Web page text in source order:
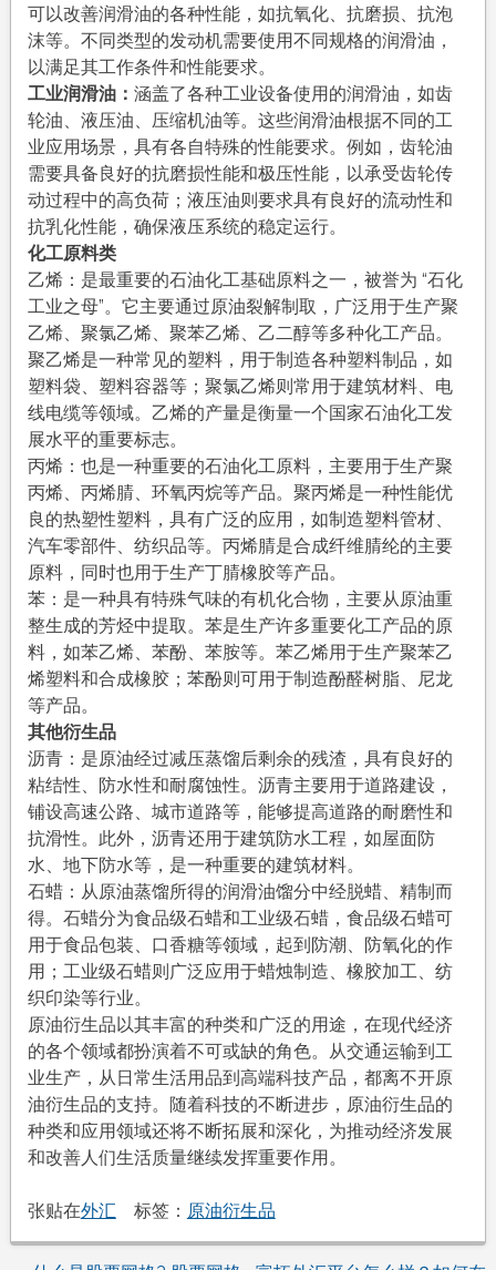
可以改善润滑油的各种性能，如抗氧化、抗磨损、抗泡
沫等。不同类型的发动机需要使用不同规格的润滑油，
以满足其工作条件和性能要求。
工业润滑油： 涵盖了各种工业设备使用的润滑油，如齿
轮油、液压油、压缩机油等。这些润滑油根据不同的工
业应用场景，具有各自特殊的性能要求。例如，齿轮油
需要具备良好的抗磨损性能和极压性能，以承受齿轮传
动过程中的高负荷；液压油则要求具有良好的流动性和
抗乳化性能，确保液压系统的稳定运行。
化工原料类
乙烯：是最重要的石油化工基础原料之一，被誉为 “石化
工业之母”。它主要通过原油裂解制取，广泛用于生产聚
乙烯、聚氯乙烯、聚苯乙烯、乙二醇等多种化工产品。
聚乙烯是一种常见的塑料，用于制造各种塑料制品，如
塑料袋、塑料容器等；聚氯乙烯则常用于建筑材料、电
线电缆等领域。乙烯的产量是衡量一个国家石油化工发
展水平的重要标志。
丙烯：也是一种重要的石油化工原料，主要用于生产聚
丙烯、丙烯腈、环氧丙烷等产品。聚丙烯是一种性能优
良的热塑性塑料，具有广泛的应用，如制造塑料管材、
汽车零部件、纺织品等。丙烯腈是合成纤维腈纶的主要
原料，同时也用于生产丁腈橡胶等产品。
苯：是一种具有特殊气味的有机化合物，主要从原油重
整生成的芳烃中提取。苯是生产许多重要化工产品的原
料，如苯乙烯、苯酚、苯胺等。苯乙烯用于生产聚苯乙
烯塑料和合成橡胶；苯酚则可用于制造酚醛树脂、尼龙
等产品。
其他衍生品
沥青：是原油经过减压蒸馏后剩余的残渣，具有良好的
粘结性、防水性和耐腐蚀性。沥青主要用于道路建设，
铺设高速公路、城市道路等，能够提高道路的耐磨性和
抗滑性。此外，沥青还用于建筑防水工程，如屋面防
水、地下防水等，是一种重要的建筑材料。
石蜡：从原油蒸馏所得的润滑油馏分中经脱蜡、精制而
得。石蜡分为食品级石蜡和工业级石蜡，食品级石蜡可
用于食品包装、口香糖等领域，起到防潮、防氧化的作
用；工业级石蜡则广泛应用于蜡烛制造、橡胶加工、纺
织印染等行业。
原油衍生品以其丰富的种类和广泛的用途，在现代经济
的各个领域都扮演着不可或缺的角色。从交通运输到工
业生产，从日常生活用品到高端科技产品，都离不开原
油衍生品的支持。随着科技的不断进步，原油衍生品的
种类和应用领域还将不断拓展和深化，为推动经济发展
和改善人们生活质量继续发挥重要作用。
张贴在外汇 标签： 原油衍生品